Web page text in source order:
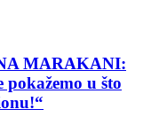
MARAKANI:
pokažemo u što